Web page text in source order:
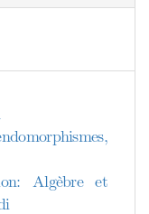
Algèbre et